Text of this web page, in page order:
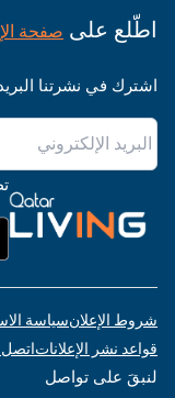
اطّلع على صفحة
اشترك في نشرتنا
شروط الإعلانسياسة
قواعد نشر الإعلاناتاتصل
لنبقَ على تواصل